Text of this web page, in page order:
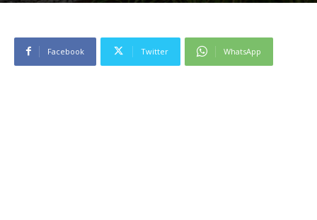
Facebook Twitter WhatsApp